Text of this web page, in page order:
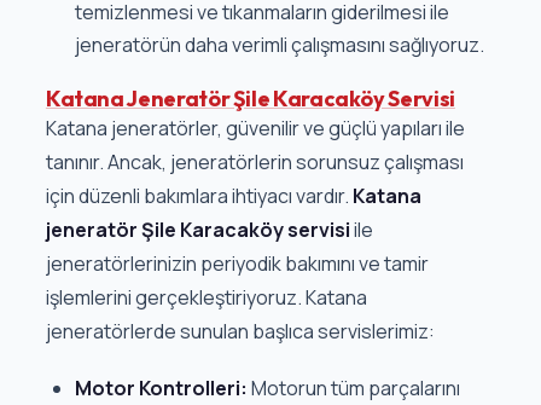
temizlenmesi ve tıkanmaların giderilmesi ile
jeneratörün daha verimli çalışmasını sağlıyoruz.
Katana Jeneratör Şile Karacaköy Servisi
Katana jeneratörler, güvenilir ve güçlü yapıları ile
tanınır. Ancak, jeneratörlerin sorunsuz çalışması
için düzenli bakımlara ihtiyacı vardır. Katana
jeneratör Şile Karacaköy servisiile
jeneratörlerinizin periyodik bakımını ve tamir
işlemlerini gerçekleştiriyoruz. Katana
jeneratörlerde sunulan başlıca servislerimiz:
Motor Kontrolleri: Motorun tüm parçalarını